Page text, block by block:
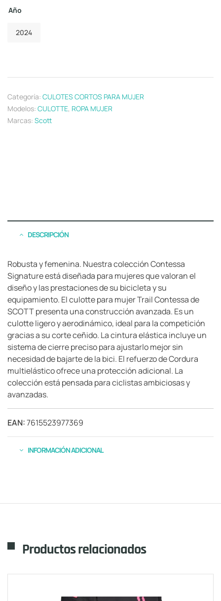
Año
2024
Categoría: CULOTES CORTOS PARA MUJER
Modelos: CULOTTE, ROPA MUJER
Marcas: Scott
DESCRIPCIÓN
Robusta y femenina. Nuestra colección Contessa
Signature está diseñada para mujeres que valoran el
diseño y las prestaciones de su bicicleta y su
equipamiento. El culotte para mujer Trail Contessa de
SCOTT presenta una construcción avanzada. Es un
culotte ligero y aerodinámico, ideal para la competición
gracias a su corte ceñido. La cintura elástica incluye un
sistema de cierre preciso para ajustarlo mejor sin
necesidad de bajarte de la bici. El refuerzo de Cordura
multielástico ofrece una protección adicional. La
colección está pensada para ciclistas ambiciosas y
avanzadas.
EAN:7615523977369
INFORMACIÓN ADICIONAL
Productos relacionados